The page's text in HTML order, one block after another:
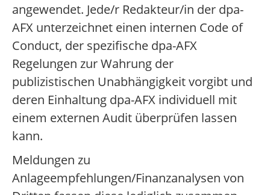
angewendet. Jede/r Redakteur/in der dpa-
AFX unterzeichnet einen internen Code of
Conduct, der spezifische dpa-AFX
Regelungen zur Wahrung der
publizistischen Unabhängigkeit vorgibt und
deren Einhaltung dpa-AFX individuell mit
einem externen Audit überprüfen lassen
kann.
Meldungen zu
Anlageempfehlungen/Finanzanalysen von